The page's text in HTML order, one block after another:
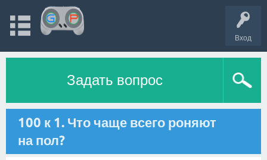
Вход
Задать вопрос
100 к 1. Что чаще всего роняют
на пол?